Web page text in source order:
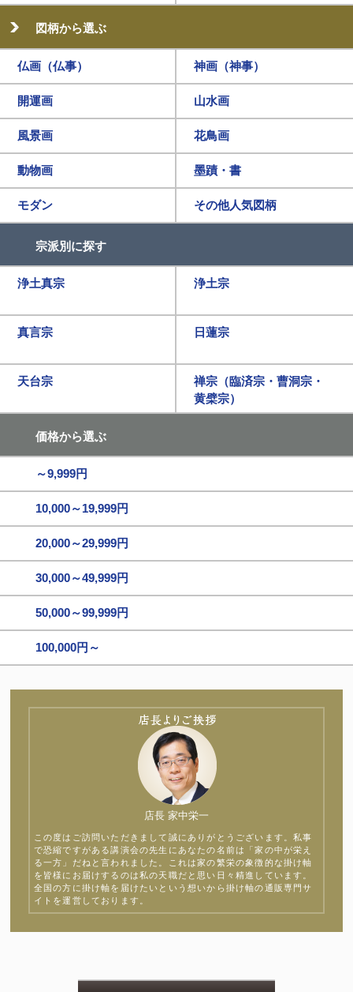
図柄から選ぶ
仏画（仏事） 神画（神事）
開運画 山水画
風景画 花鳥画
動物画 墨蹟・書
モダン その他人気図柄
宗派別に探す
浄土真宗 浄土宗
真言宗 日蓮宗
天台宗
禅宗（臨済宗・曹洞宗・
黄檗宗）
価格から選ぶ
～9,999円
10,000～19,999円
20,000～29,999円
30,000～49,999円
50,000～99,999円
100,000円～
店長 家中栄一
この度はご訪問いただきまして誠にありがとうございます。私事
で恐縮ですがある講演会の先生にあなたの名前は「家の中が栄え
る一方」だねと言われました。これは家の繁栄の象徴的な掛け軸
を皆様にお届けするのは私の天職だと思い日々精進しています。
全国の方に掛け軸を届けたいという想いから掛け軸の通販専門サ
イトを運営しております。